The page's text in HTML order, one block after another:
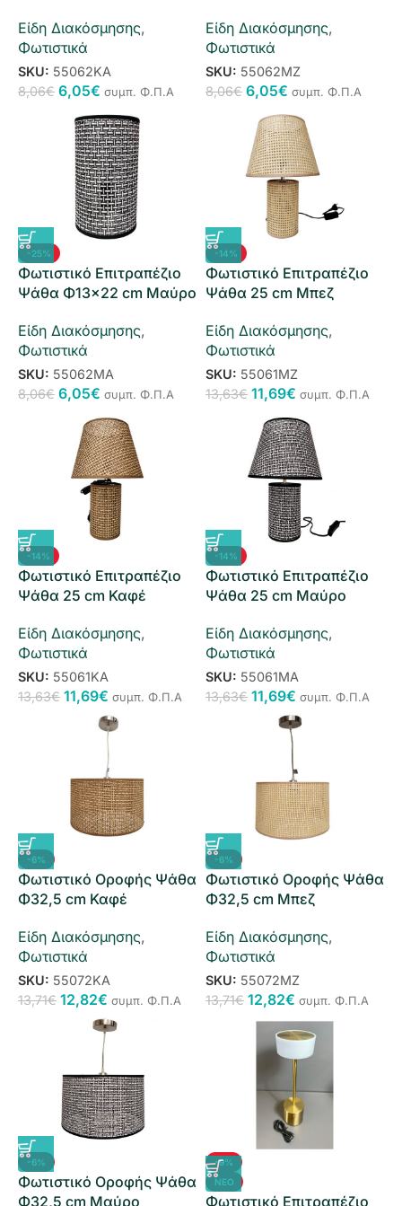
Είδη Διακόσμησης,
Φωτιστικά
SKU: 55062ΚΑ
8,06€ 6,05€ συμπ. Φ.Π.Α
Είδη Διακόσμησης,
Φωτιστικά
SKU: 55062ΜΖ
8,06€ 6,05€ συμπ. Φ.Π.Α
-25%
Φωτιστικό Επιτραπέζιο
Ψάθα Φ13×22 cm Μαύρο
Είδη Διακόσμησης,
Φωτιστικά
SKU: 55062ΜΑ
8,06€ 6,05€ συμπ. Φ.Π.Α
-14%
Φωτιστικό Επιτραπέζιο
Ψάθα 25 cm Μπεζ
Είδη Διακόσμησης,
Φωτιστικά
SKU: 55061ΜΖ
13,63€ 11,69€ συμπ. Φ.Π.Α
-14%
Φωτιστικό Επιτραπέζιο
Ψάθα 25 cm Καφέ
Είδη Διακόσμησης,
Φωτιστικά
SKU: 55061ΚΑ
13,63€ 11,69€ συμπ. Φ.Π.Α
-14%
Φωτιστικό Επιτραπέζιο
Ψάθα 25 cm Μαύρο
Είδη Διακόσμησης,
Φωτιστικά
SKU: 55061ΜΑ
13,63€ 11,69€ συμπ. Φ.Π.Α
-6%
Φωτιστικό Οροφής Ψάθα
Φ32,5 cm Καφέ
Είδη Διακόσμησης,
Φωτιστικά
SKU: 55072ΚΑ
13,71€ 12,82€ συμπ. Φ.Π.Α
-6%
Φωτιστικό Οροφής Ψάθα
Φ32,5 cm Μπεζ
Είδη Διακόσμησης,
Φωτιστικά
SKU: 55072ΜΖ
13,71€ 12,82€ συμπ. Φ.Π.Α
-6%
Φωτιστικό Οροφής Ψάθα
Φ32,5 cm Μαύρο
-9%
ΝΈΟ
Φωτιστικό Επιτραπέζιο